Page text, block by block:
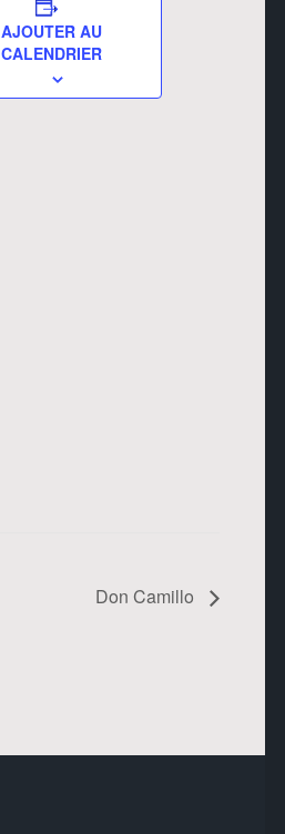
AJOUTER AU
CALENDRIER
Don Camillo